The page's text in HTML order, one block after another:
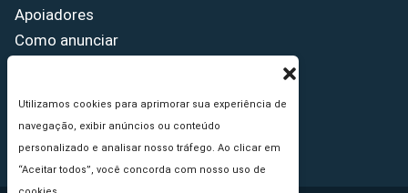
Utilizamos cookies para aprimorar sua experiência de
navegação, exibir anúncios ou conteúdo
personalizado e analisar nosso tráfego. Ao clicar em
“Aceitar todos”, você concorda com nosso uso de
Apoiadores
Como anunciar
Princípios Editoriais